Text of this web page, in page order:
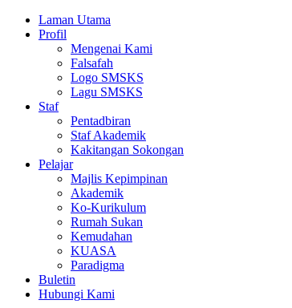
Laman Utama
Profil
Mengenai Kami
Falsafah
Logo SMSKS
Lagu SMSKS
Staf
Pentadbiran
Staf Akademik
Kakitangan Sokongan
Pelajar
Majlis Kepimpinan
Akademik
Ko-Kurikulum
Rumah Sukan
Kemudahan
KUASA
Paradigma
Buletin
Hubungi Kami